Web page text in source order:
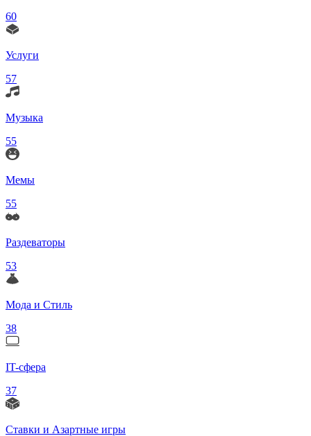
60
Услуги
57
Музыка
55
Мемы
55
Раздеваторы
53
Мода и Стиль
38
IT-сфера
37
Ставки и Азартные игры